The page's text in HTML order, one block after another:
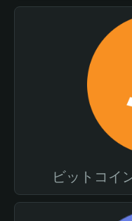
ビットコイ